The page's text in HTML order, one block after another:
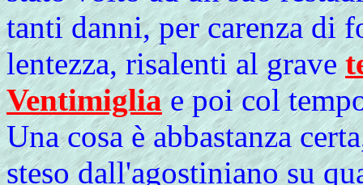
tanti danni, per carenza di
lentezza, risalenti al grave
Ventimigliae poi col
Una cosa è abbastanza
steso dall'agostiniano su